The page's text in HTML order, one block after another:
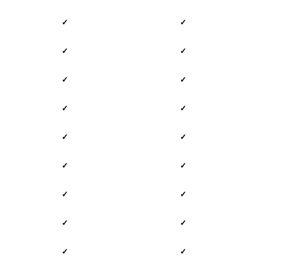
✓ ✓
✓ ✓
✓ ✓
✓ ✓
✓ ✓
✓ ✓
✓ ✓
✓ ✓
✓ ✓